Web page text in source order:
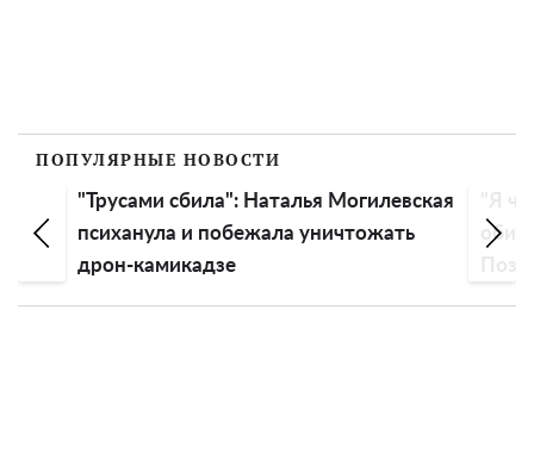
ПОПУЛЯРНЫЕ НОВОСТИ
"Трусами сбила": Наталья Могилевская
психанула и побежала уничтожать
дрон-камикадзе